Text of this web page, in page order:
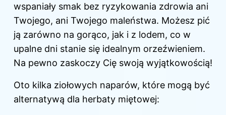
wspaniały smak bez ryzykowania zdrowia ani
Twojego, ani Twojego maleństwa. Możesz pić
ją zarówno na gorąco, jak i z lodem, co w
upalne dni stanie się idealnym orzeźwieniem.
Na pewno zaskoczy Cię swoją wyjątkowością!
Oto kilka ziołowych naparów, które mogą być
alternatywą dla herbaty miętowej: